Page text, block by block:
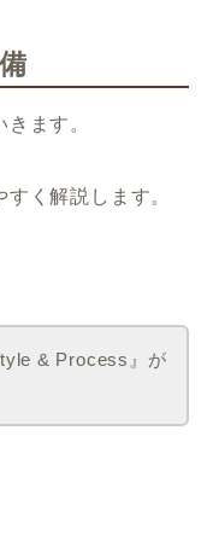
ます。
く解説します。
& Process』が